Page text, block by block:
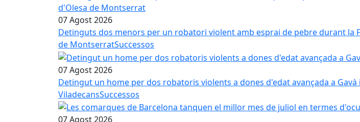
07 Agost 2026
Detinguts dos menors per un robatori violent amb esprai de pebre durant la
de MontserratSuccessos
07 Agost 2026
Detingut un home per dos robatoris violents a dones d'edat avançada a Gavà i
ViladecansSuccessos
07 Agost 2026